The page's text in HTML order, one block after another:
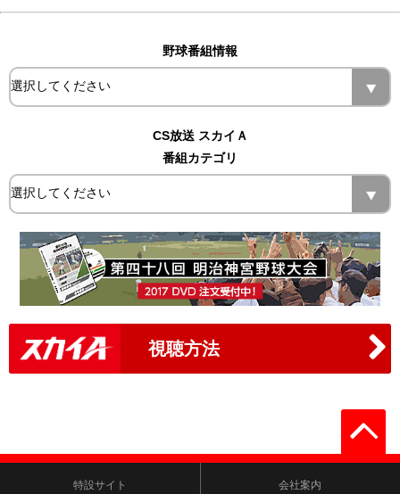
野球番組情報
CS放送 スカイＡ
番組カテゴリ
視聴方法
特設サイト 会社案内